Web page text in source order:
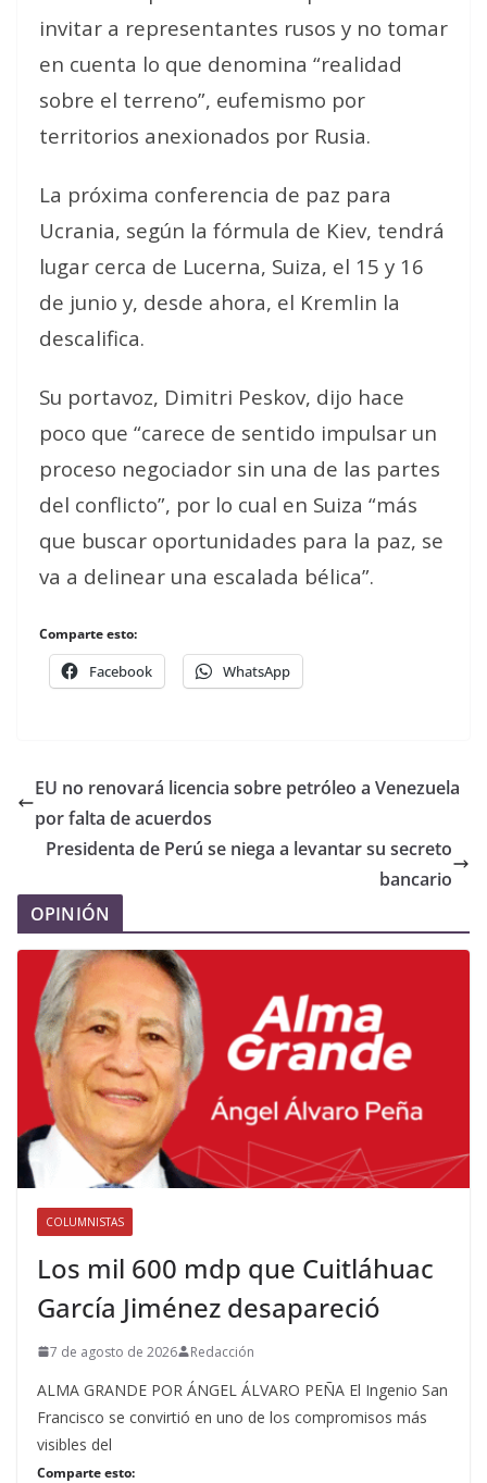
invitar a representantes rusos y no tomar
en cuenta lo que denomina “realidad
sobre el terreno”, eufemismo por
territorios anexionados por Rusia.
La próxima conferencia de paz para
Ucrania, según la fórmula de Kiev, tendrá
lugar cerca de Lucerna, Suiza, el 15 y 16
de junio y, desde ahora, el Kremlin la
descalifica.
Su portavoz, Dimitri Peskov, dijo hace
poco que “carece de sentido impulsar un
proceso negociador sin una de las partes
del conflicto”, por lo cual en Suiza “más
que buscar oportunidades para la paz, se
va a delinear una escalada bélica”.
Comparte esto:
Facebook WhatsApp
EU no renovará licencia sobre petróleo a Venezuela
por falta de acuerdos
Presidenta de Perú se niega a levantar su secreto
bancario
OPINIÓN
COLUMNISTAS
Los mil 600 mdp que Cuitláhuac
García Jiménez desapareció
7 de agosto de 2026 Redacción
ALMA GRANDE POR ÁNGEL ÁLVARO PEÑA El Ingenio San
Francisco se convirtió en uno de los compromisos más
visibles del
Comparte esto: